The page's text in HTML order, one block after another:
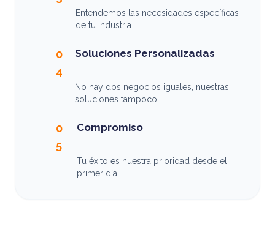
Entendemos las necesidades específicas
de tu industria.
0
4
Soluciones Personalizadas
No hay dos negocios iguales, nuestras
soluciones tampoco.
0
5
Compromiso
Tu éxito es nuestra prioridad desde el
primer día.